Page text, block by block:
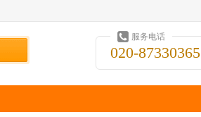
服务电话
020-87330365